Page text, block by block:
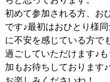
初めて参加される方、お
です♪最初はおひとり様
に不安を感じている方で
過ごしていただけます♪
加もお待ちしております